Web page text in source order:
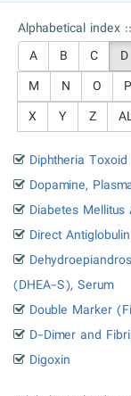
Alphabetical index
A
B C D
M
N O P
X
Y Z
Diphtheria
Dopamine,
Diabetes
Direct
(DHEA-S), Serum
Double Marker
D-Dimer and
Digoxin